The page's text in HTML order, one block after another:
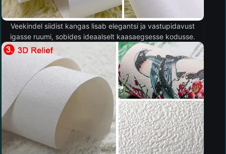
Veekindel siidist kangas lisab elegantsi ja vastupidavust
igasse ruumi, sobides ideaalselt kaasaegsesse kodusse.